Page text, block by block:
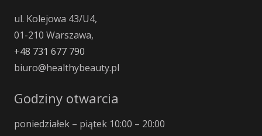
ul. Kolejowa 43/U4,
01-210 Warszawa,
+48 731 677 790
biuro@healthybeauty.pl
Godziny otwarcia
poniedziałek – piątek 10:00 – 20:00